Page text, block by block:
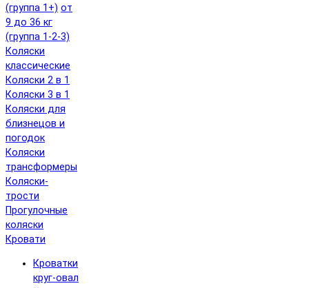
(группа 1+) от
9 до 36 кг
(группа 1-2-3)
Коляски
классические
Коляски 2 в 1
Коляски 3 в 1
Коляски для
близнецов и
погодок
Коляски
трансформеры
Коляски-
трости
Прогулочные
коляски
Кровати
Кроватки
круг-овал